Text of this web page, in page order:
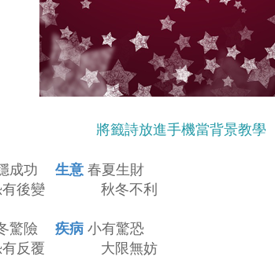
將籤詩放進手機當背景教學
成功 生意 春夏生財
後變 秋冬不利
驚險 疾病 小有驚恐
反覆 大限無妨